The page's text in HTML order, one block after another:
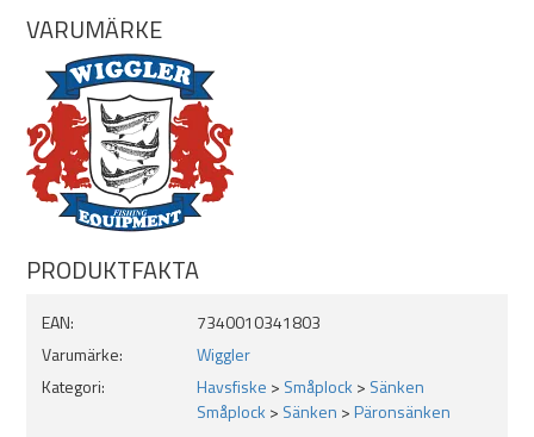
VARUMÄRKE
PRODUKTFAKTA
EAN:
7340010341803
Varumärke:
Wiggler
Kategori:
Havsfiske > Småplock > Sänken
Småplock > Sänken >Päronsänken